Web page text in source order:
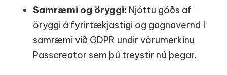
Samræmi og öryggi: Njóttu góðs af
öryggi á fyrirtækjastigi og gagnavernd í
samræmi við GDPR undir vörumerkinu
Passcreator sem þú treystir nú þegar.